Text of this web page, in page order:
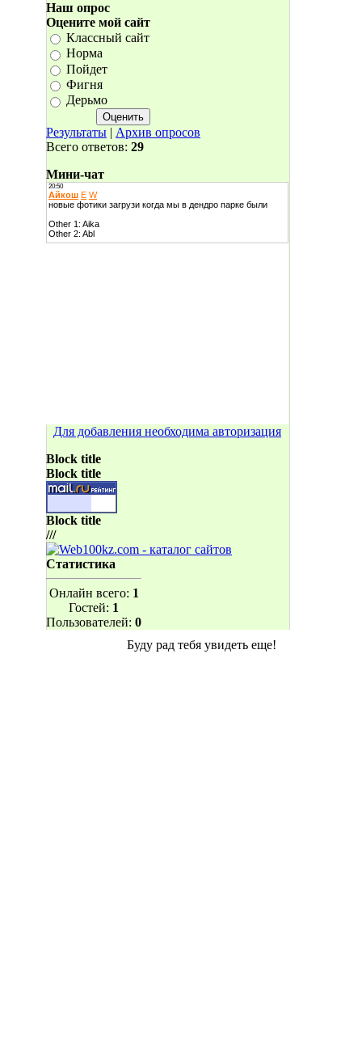
Наш опрос
Оцените мой сайт
Классный сайт
Норма
Пойдет
Фигня
Дерьмо
Результаты | Архив опросов
Всего ответов: 29
Мини-чат
Для добавления необходима авторизация
Block title
Block title
Block title
///
Статистика
Онлайн всего: 1
Гостей: 1
Пользователей: 0
Буду рад тебя увидеть еще!